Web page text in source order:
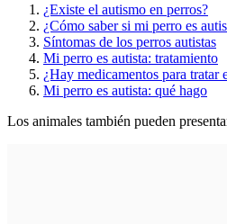
¿Existe el autismo en perros?
¿Cómo saber si mi perro es
Síntomas de los perros autistas
Mi perro es autista: tratamiento
¿Hay medicamentos para tratar
Mi perro es autista: qué hago
Los animales también pueden